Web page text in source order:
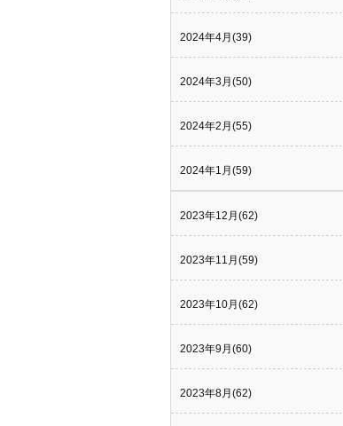
2024年4月(39)
2024年3月(50)
2024年2月(55)
2024年1月(59)
2023年12月(62)
2023年11月(59)
2023年10月(62)
2023年9月(60)
2023年8月(62)